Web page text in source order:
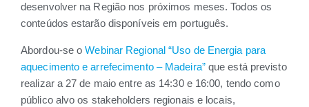
desenvolver na Região nos próximos meses. Todos os
conteúdos estarão disponíveis em português.
Abordou-se oWebinar Regional “Uso de Energia para
aquecimento e arrefecimento – Madeira”que está previsto
realizar a 27 de maio entre as 14:30 e 16:00, tendo como
público alvo os stakeholders regionais e locais,